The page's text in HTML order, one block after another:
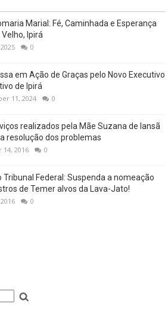
Marial: Fé, Caminhada e Esperança
Ipirá
0
em Ação de Graças pelo Novo Executivo
de Ipirá
11, 2024 0
realizados pela Mãe Suzana de Iansã
resolução dos problemas
14, 2016 0
Tribunal Federal: Suspenda a nomeação
de Temer alvos da Lava-Jato!
0